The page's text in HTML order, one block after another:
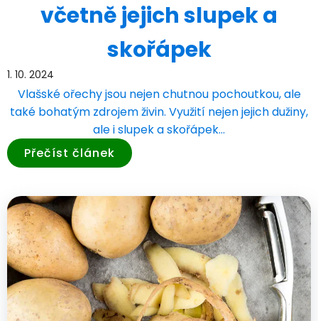
včetně jejich slupek a
skořápek
1. 10. 2024
Vlašské ořechy jsou nejen chutnou pochoutkou, ale
také bohatým zdrojem živin. Využití nejen jejich dužiny,
ale i slupek a skořápek…
Přečíst článek